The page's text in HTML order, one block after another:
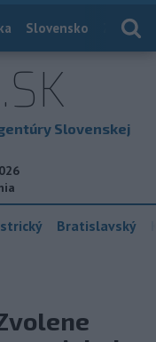
Slovensko
.SK
Slovenskej
Bratislavský